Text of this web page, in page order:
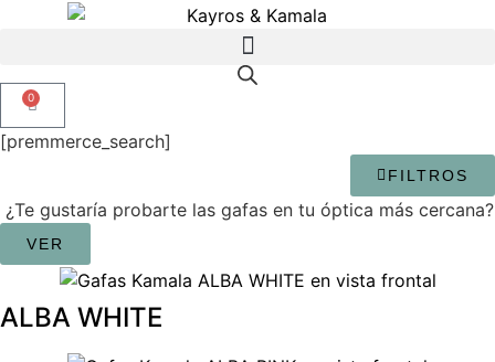
0
[premmerce_search]
FILTROS
¿Te gustaría probarte las gafas en tu óptica más cercana?
VER
ALBA WHITE